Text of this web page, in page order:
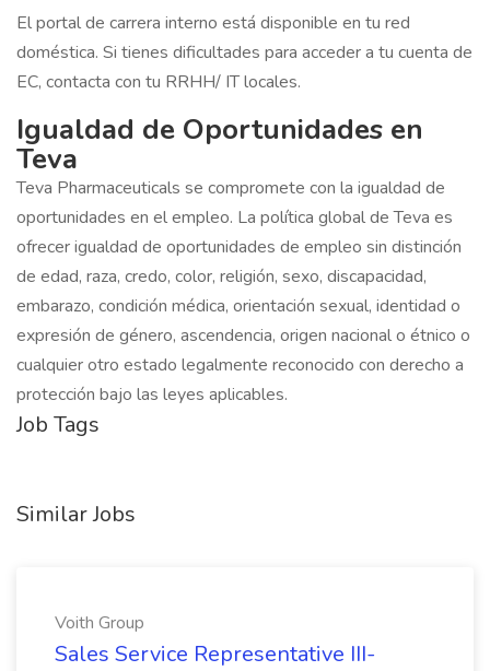
El portal de carrera interno está disponible en tu red
doméstica. Si tienes dificultades para acceder a tu cuenta de
EC, contacta con tu RRHH/ IT locales.
Igualdad de Oportunidades en
Teva
Teva Pharmaceuticals se compromete con la igualdad de
oportunidades en el empleo. La política global de Teva es
ofrecer igualdad de oportunidades de empleo sin distinción
de edad, raza, credo, color, religión, sexo, discapacidad,
embarazo, condición médica, orientación sexual, identidad o
expresión de género, ascendencia, origen nacional o étnico o
cualquier otro estado legalmente reconocido con derecho a
protección bajo las leyes aplicables.
Job Tags
Similar Jobs
Voith Group
Sales Service Representative III-